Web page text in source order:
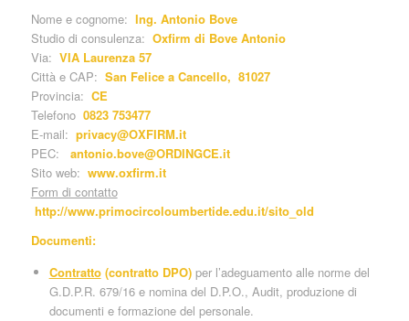
Nome e cognome: Ing. Antonio Bove
Studio di consulenza: Oxfirm di Bove Antonio
Via: VIA Laurenza 57
Città e CAP: San Felice a Cancello, 81027
Provincia: CE
Telefono 0823 753477
E-mail: privacy@OXFIRM.it
PEC:
antonio.bove@ORDINGCE.it
Sito web: www.oxfirm.it
Form di contatto
http://www.primocircoloumbertide.edu.it/sito_old
Documenti:
Contratto(contratto DPO)per l’adeguamento alle norme del
G.D.P.R. 679/16 e nomina del D.P.O., Audit, produzione di
documenti e formazione del personale.